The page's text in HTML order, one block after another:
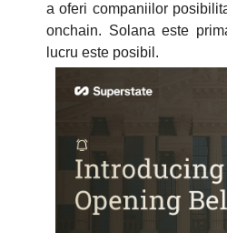
a oferi companiilor
onchain. Solana este
lucru este posibil.